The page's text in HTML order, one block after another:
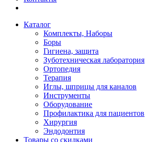
Каталог
Комплекты, Наборы
Боры
Гигиена, защита
Зуботехническая лаборатория
Ортопедия
Терапия
Иглы, шприцы для каналов
Инструменты
Оборудование
Профилактика для пациентов
Хирургия
Эндодонтия
Товары со скидками